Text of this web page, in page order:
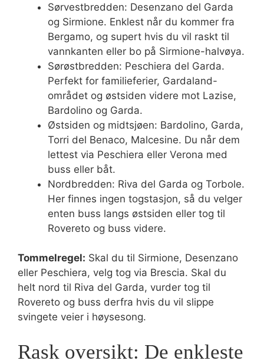
Sørvestbredden: Desenzano del Garda
og Sirmione. Enklest når du kommer fra
Bergamo, og supert hvis du vil raskt til
vannkanten eller bo på Sirmione-halvøya.
Sørøstbredden: Peschiera del Garda.
Perfekt for familieferier, Gardaland-
området og østsiden videre mot Lazise,
Bardolino og Garda.
Østsiden og midtsjøen: Bardolino, Garda,
Torri del Benaco, Malcesine. Du når dem
lettest via Peschiera eller Verona med
buss eller båt.
Nordbredden: Riva del Garda og Torbole.
Her finnes ingen togstasjon, så du velger
enten buss langs østsiden eller tog til
Rovereto og buss videre.
Tommelregel: Skal du til Sirmione, Desenzano
eller Peschiera, velg tog via Brescia. Skal du
helt nord til Riva del Garda, vurder tog til
Rovereto og buss derfra hvis du vil slippe
svingete veier i høysesong.
Rask oversikt: De enkleste